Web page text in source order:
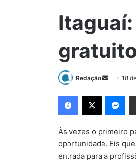
Redação
m
e
18
Às vezes o primeiro
oportunidade. Eis
entrada para a